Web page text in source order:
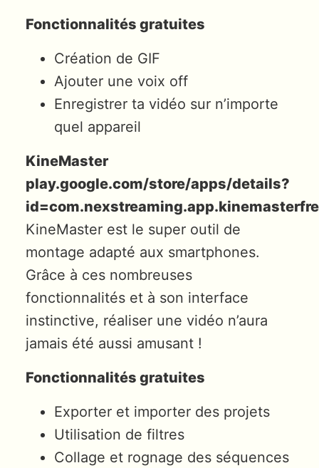
Fonctionnalités gratuites
Création de GIF
Ajouter une voix off
Enregistrer ta vidéo sur n’importe
quel appareil
KineMaster
play.google.com/store/apps/details?
KineMaster est le super outil de
montage adapté aux smartphones.
Grâce à ces nombreuses
fonctionnalités et à son interface
instinctive, réaliser une vidéo n’aura
jamais été aussi amusant !
Fonctionnalités gratuites
Exporter et importer des projets
Utilisation de filtres
Collage et rognage des séquences